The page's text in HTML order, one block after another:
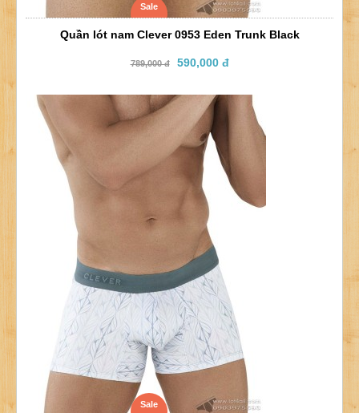
Sale
Quần lót nam Clever 0953 Eden Trunk Black
789,000 đ 590,000 đ
Sale